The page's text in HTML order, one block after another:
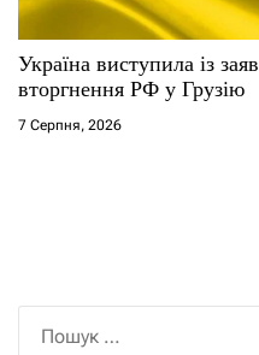
Україна виступила із
вторгнення РФ у Грузію
7 Серпня, 2026